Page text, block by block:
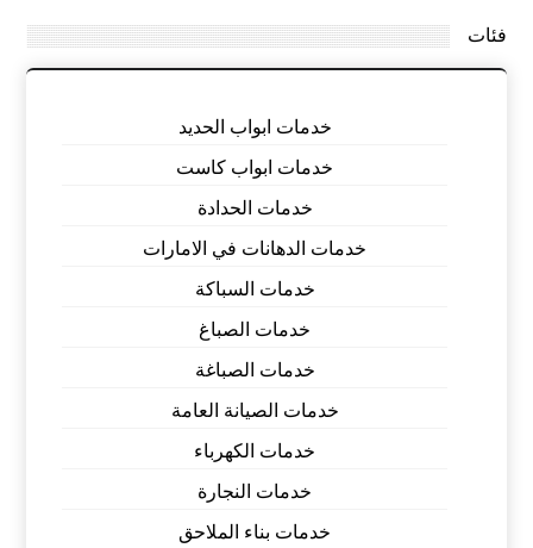
فئات
خدمات ابواب الحديد
خدمات ابواب كاست
خدمات الحدادة
خدمات الدهانات في الامارات
خدمات السباكة
خدمات الصباغ
خدمات الصباغة
خدمات الصيانة العامة
خدمات الكهرباء
خدمات النجارة
خدمات بناء الملاحق